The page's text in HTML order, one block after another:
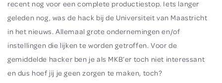
recent nog voor een complete productiestop. Iets langer
geleden nog, was de hack bij de Universiteit van Maastricht
in het nieuws. Allemaal grote ondernemingen en/of
instellingen die lijken te worden getroffen. Voor de
gemiddelde hacker ben je als MKB’er toch niet interessant
en dus hoef jij je geen zorgen te maken, toch?